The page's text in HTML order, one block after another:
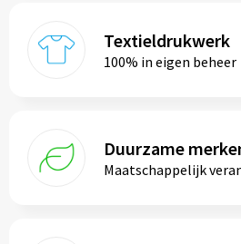
Textieldrukwerk
100% in eigen beheer
Duurzame
Maatschappelijk